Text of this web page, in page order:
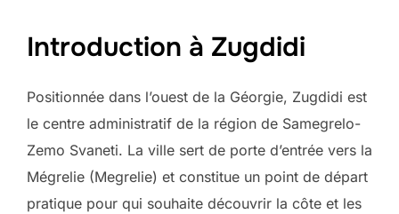
Introduction à Zugdidi
Positionnée dans l’ouest de la Géorgie, Zugdidi est
le centre administratif de la région de Samegrelo-
Zemo Svaneti. La ville sert de porte d’entrée vers la
Mégrelie (Megrelie) et constitue un point de départ
pratique pour qui souhaite découvrir la côte et les